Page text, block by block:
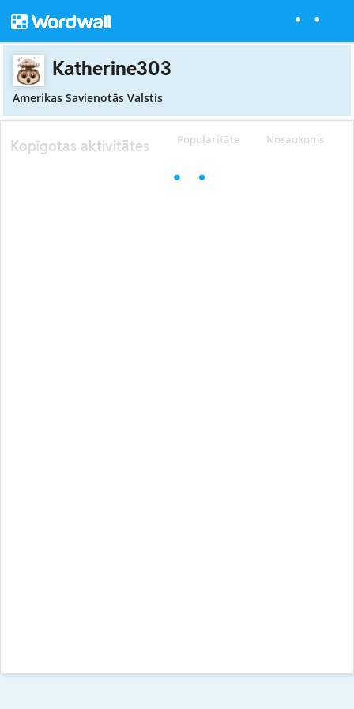
Katherine303
Amerikas Savienotās Valstis
Popularitāte Nosaukums
Kopīgotas aktivitātes